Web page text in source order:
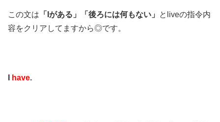
この文は 「Iがある」 「後ろには何もない」
とliveの指令内
容をクリアしてますから◎です。
have.